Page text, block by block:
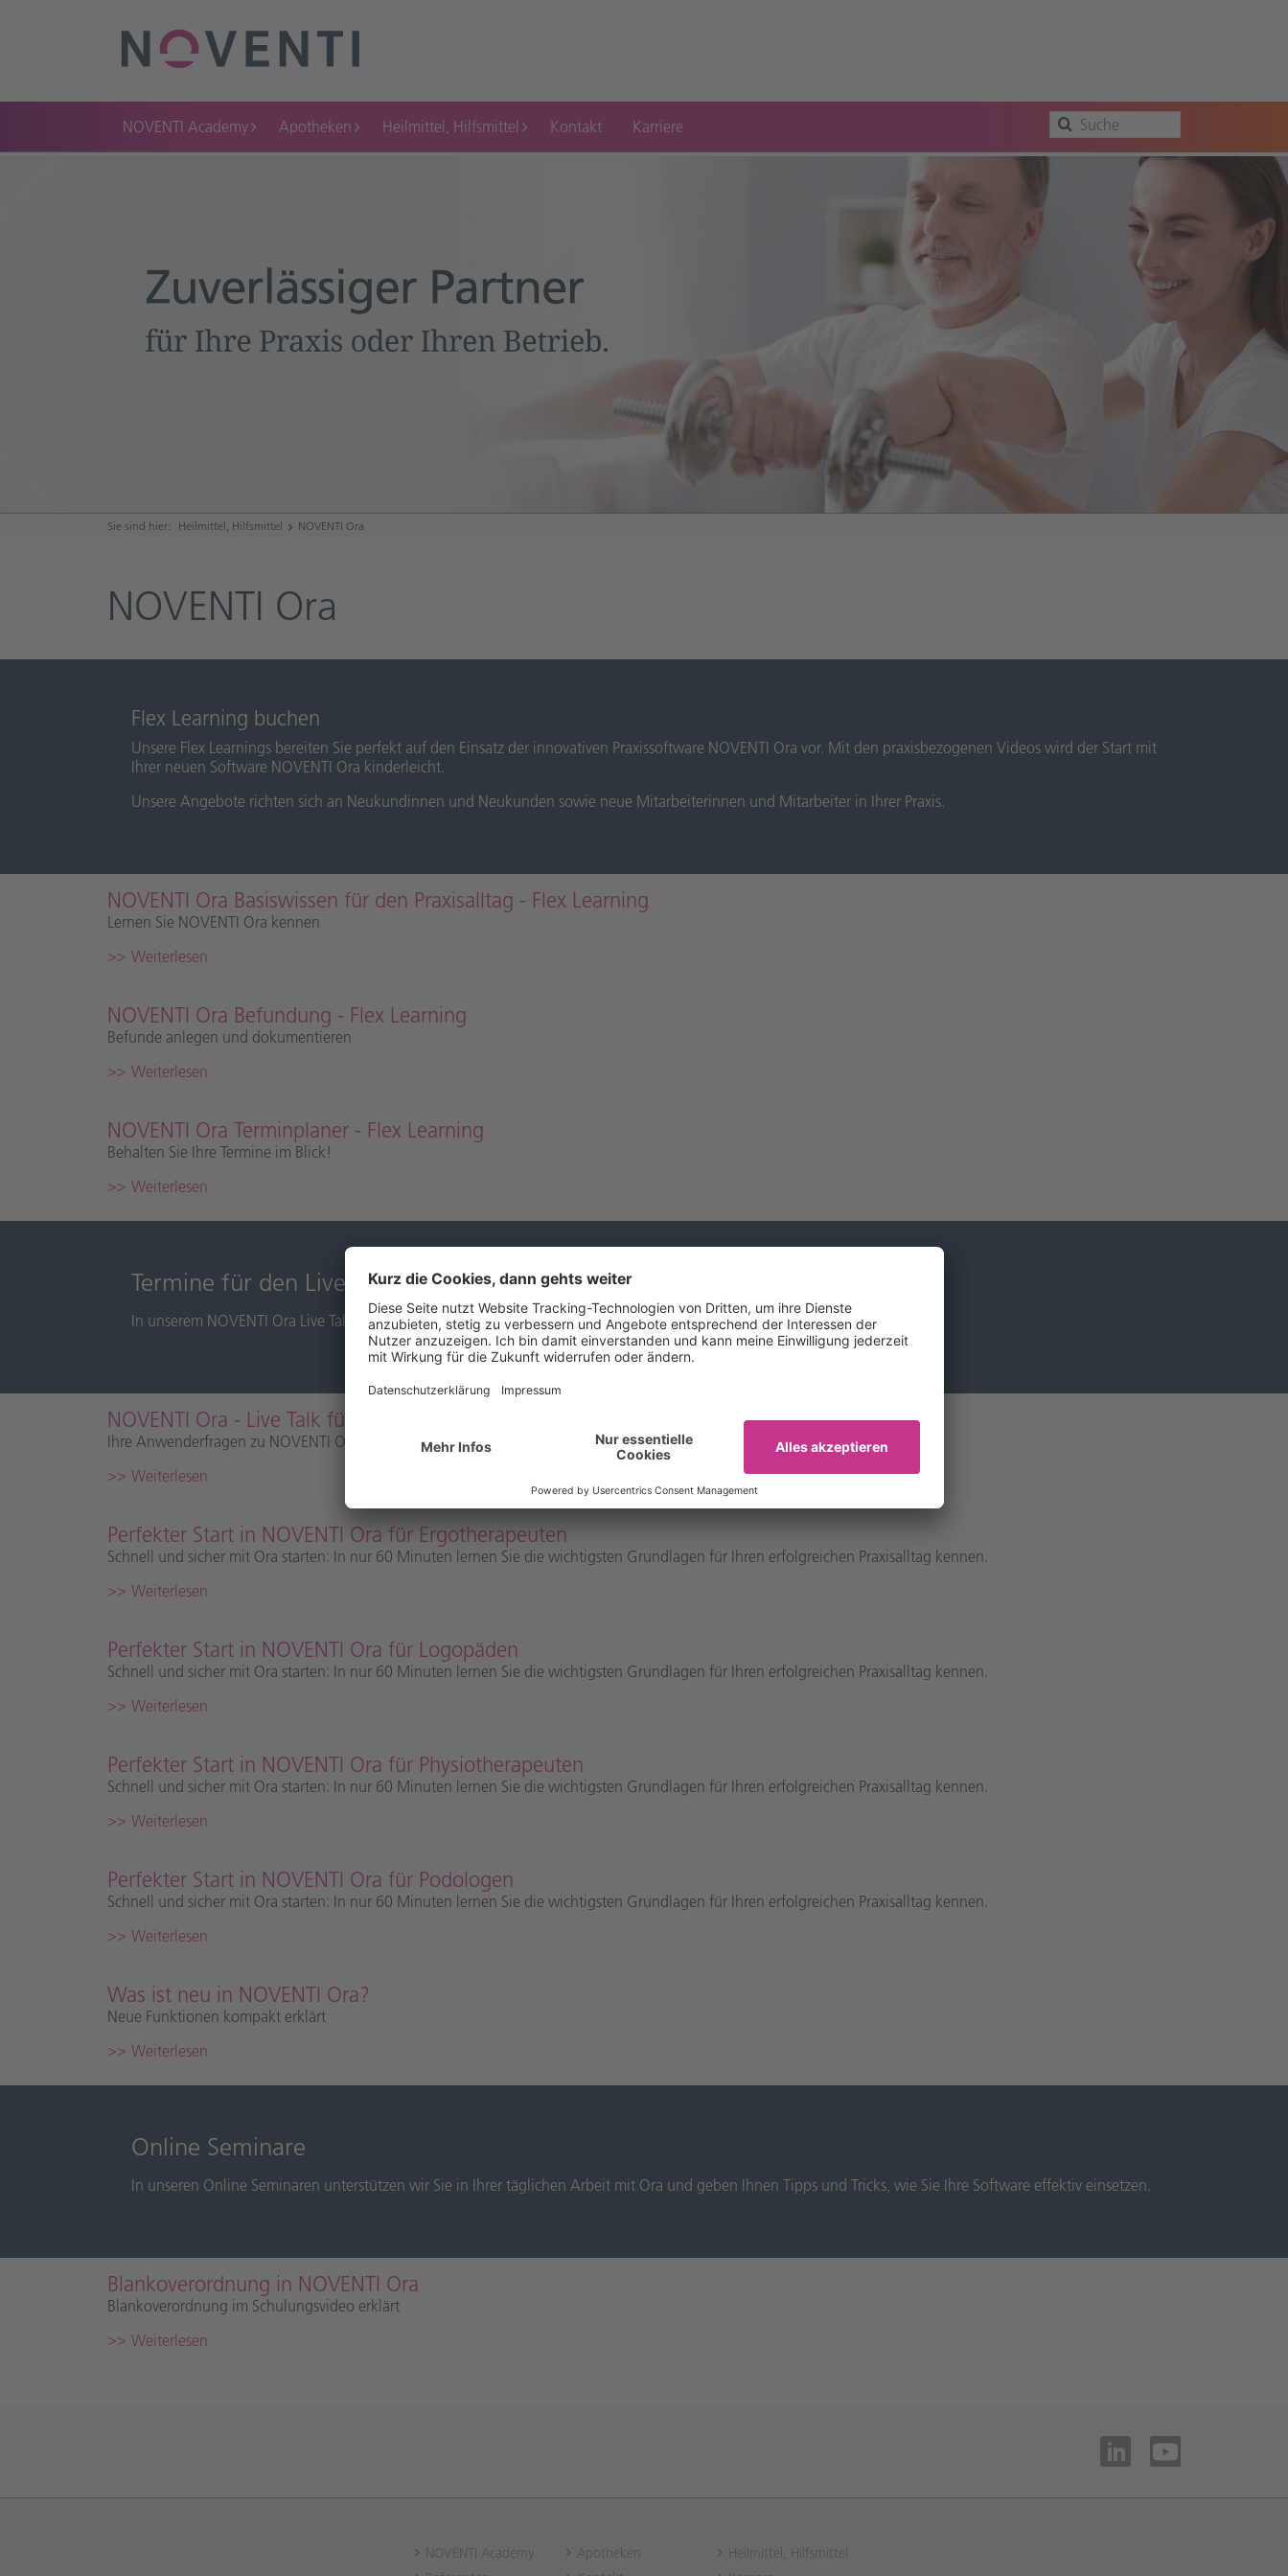
NOVENTI Academy Apotheken Heilmittel, Hilfsmittel Kontakt Karriere
Sie sind hier: Heilmittel, Hilfsmittel NOVENTI Ora
NOVENTI Ora
Flex Learning buchen
Unsere Flex Learnings bereiten Sie perfekt auf den Einsatz der innovativen Praxissoftware NOVENTI Ora vor. Mit den praxisbezogenen Videos wird der Start mit
Ihrer neuen Software NOVENTI Ora kinderleicht.
Unsere Angebote richten sich an Neukundinnen und Neukunden sowie neue Mitarbeiterinnen und Mitarbeiter in Ihrer Praxis.
NOVENTI Ora Basiswissen für den Praxisalltag - Flex Learning
Lernen Sie NOVENTI Ora kennen
Weiterlesen
NOVENTI Ora Befundung - Flex Learning
Befunde anlegen und dokumentieren
Weiterlesen
NOVENTI Ora Terminplaner - Flex Learning
Behalten Sie Ihre Termine im Blick!
Weiterlesen
Termine für den Live Talk
In unserem NOVENTI Ora Live Talk beantworten unsere Expertinnen und Experten Ihre Fragen.
NOVENTI Ora - Live Talk für Anwender
Ihre Anwenderfragen zu NOVENTI Ora - live beantwortet
Weiterlesen
Perfekter Start in NOVENTI Ora für Ergotherapeuten
Schnell und sicher mit Ora starten: In nur 60 Minuten lernen Sie die wichtigsten Grundlagen für Ihren erfolgreichen Praxisalltag kennen.
Weiterlesen
Perfekter Start in NOVENTI Ora für Logopäden
Schnell und sicher mit Ora starten: In nur 60 Minuten lernen Sie die wichtigsten Grundlagen für Ihren erfolgreichen Praxisalltag kennen.
Weiterlesen
Perfekter Start in NOVENTI Ora für Physiotherapeuten
Schnell und sicher mit Ora starten: In nur 60 Minuten lernen Sie die wichtigsten Grundlagen für Ihren erfolgreichen Praxisalltag kennen.
Weiterlesen
Perfekter Start in NOVENTI Ora für Podologen
Schnell und sicher mit Ora starten: In nur 60 Minuten lernen Sie die wichtigsten Grundlagen für Ihren erfolgreichen Praxisalltag kennen.
Weiterlesen
Was ist neu in NOVENTI Ora?
Neue Funktionen kompakt erklärt
Weiterlesen
Online Seminare
In unseren Online Seminaren unterstützen wir Sie in Ihrer täglichen Arbeit mit Ora und geben Ihnen Tipps und Tricks, wie Sie Ihre Software effektiv einsetzen.
Blankoverordnung in NOVENTI Ora
Blankoverordnung im Schulungsvideo erklärt
Weiterlesen
NOVENTI Academy Apotheken
Heilmittel, Hilfsmittel